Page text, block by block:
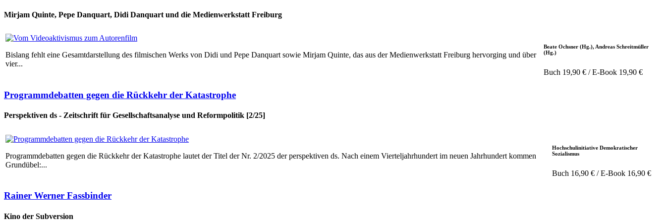
Mirjam Quinte, Pepe Danquart, Didi Danquart und die Medienwerkstatt Freiburg
Bislang fehlt eine Gesamtdarstellung des filmischen Werks von Didi und Pepe Danquart sowie Mirjam Quinte, das aus der Medienwerkstatt Freiburg hervorging und über
vier...
Beate Ochsner (Hg.), Andreas Schreitmüller
(Hg.)
Buch 19,90 € / E-Book 19,90 €
Programmdebatten gegen die Rückkehr der Katastrophe
Perspektiven ds - Zeitschrift für Gesellschaftsanalyse und Reformpolitik [2/25]
Programmdebatten gegen die Rückkehr der Katastrophe lautet der Titel der Nr. 2/2025 der perspektiven ds. Nach einem Vierteljahrhundert im neuen Jahrhundert kommen
Grundübel:...
Hochschulinitiative Demokratischer
Sozialismus
Buch 16,90 € / E-Book 16,90 €
Rainer Werner Fassbinder
Kino der Subversion